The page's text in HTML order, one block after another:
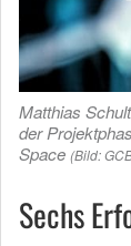
Matthias
der
Space (Bild:
Sechs